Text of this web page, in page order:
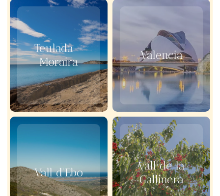
Teulada –
Moraira
Valencia
Vall d'Ebo
Vall de la
Gallinera